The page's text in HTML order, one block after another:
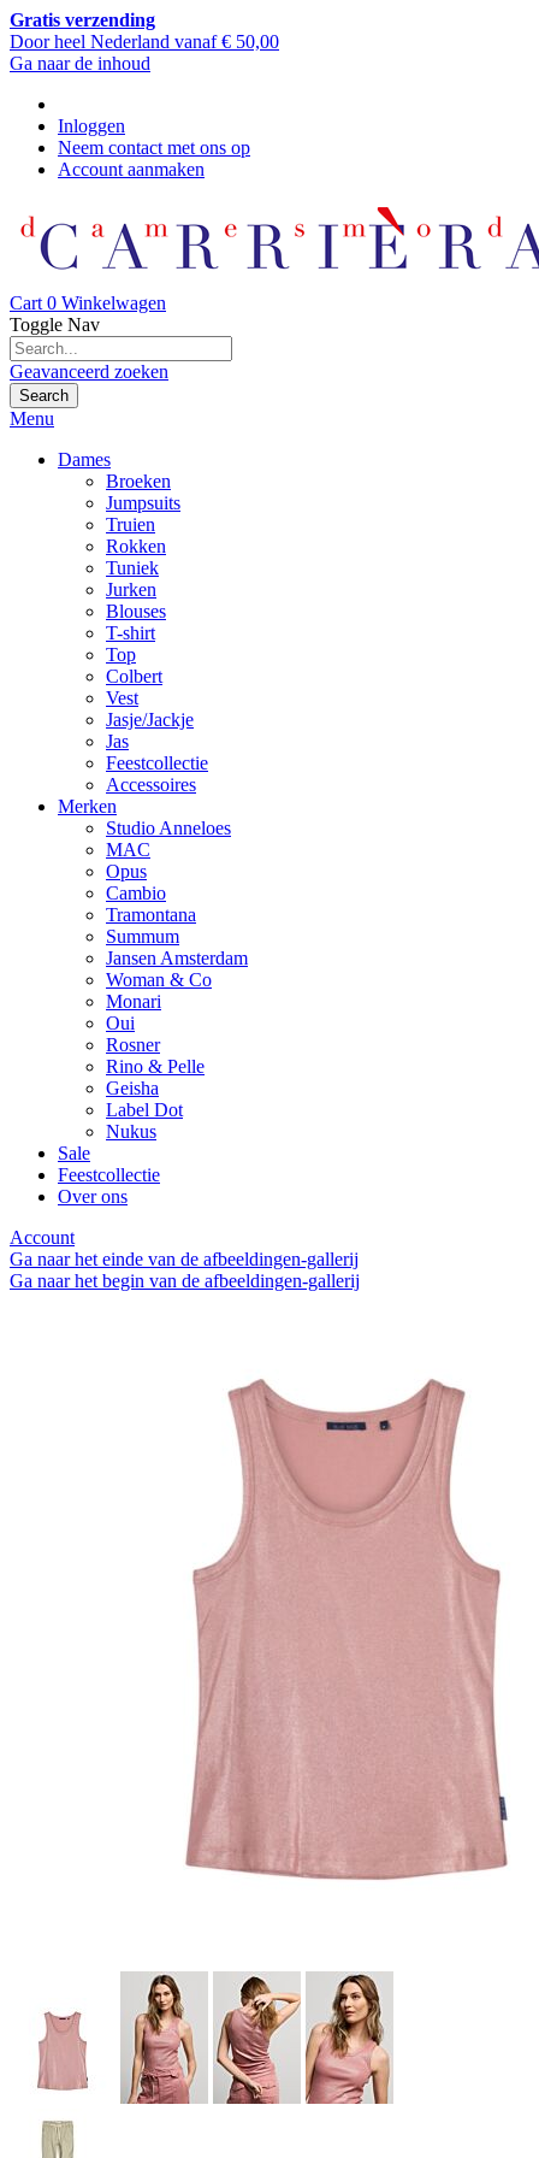
Gratis verzending
Door heel Nederland vanaf € 50,00
Ga naar de inhoud
Inloggen
Neem contact met ons op
Account aanmaken
Cart 0 Winkelwagen
Toggle Nav
Geavanceerd zoeken
Search
Menu
Dames
Broeken
Jumpsuits
Truien
Rokken
Tuniek
Jurken
Blouses
T-shirt
Top
Colbert
Vest
Jasje/Jackje
Jas
Feestcollectie
Accessoires
Merken
Studio Anneloes
MAC
Opus
Cambio
Tramontana
Summum
Jansen Amsterdam
Woman & Co
Monari
Oui
Rosner
Rino & Pelle
Geisha
Label Dot
Nukus
Sale
Feestcollectie
Over ons
Account
Ga naar het einde van de afbeeldingen-gallerij
Ga naar het begin van de afbeeldingen-gallerij